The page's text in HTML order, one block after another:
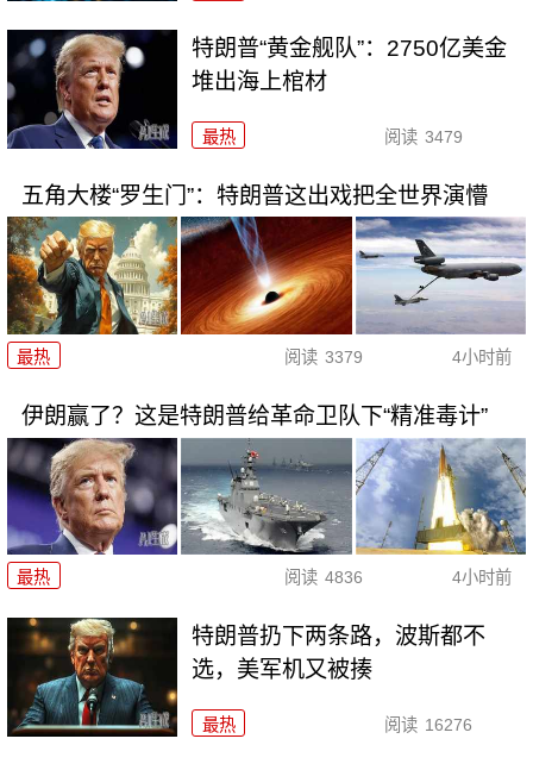
特朗普“黄金舰队”：2750亿美金
堆出海上棺材
最热 阅读 3479
五角大楼“罗生门”：特朗普这出戏把全世界演懵
最热 阅读 3379 4小时前
伊朗赢了？这是特朗普给革命卫队下“精准毒计”
最热 阅读 4836 4小时前
特朗普扔下两条路，波斯都不
选，美军机又被揍
最热 阅读 16276